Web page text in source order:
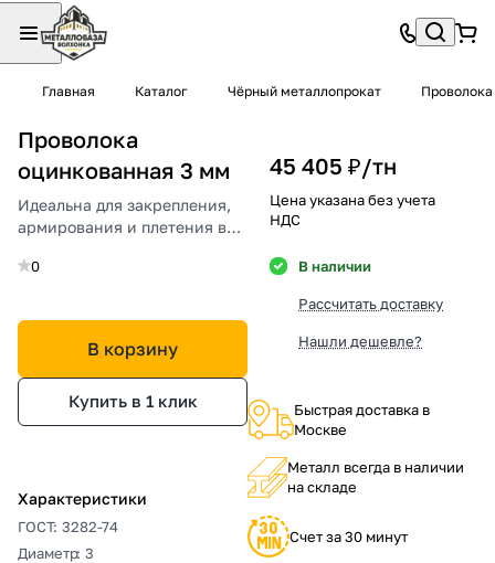
Главная Каталог Чёрный металлопрокат Проволока
Проволока
оцинкованная 3 мм
Идеальна для закрепления,
армирования и плетения в
0
В корзину
Купить в 1 клик
Характеристики
ГОСТ: 3282-74
Диаметр: 3
45 405 ₽/тн
Цена указана без учета
НДС
В наличии
Рассчитать доставку
Нашли дешевле?
Быстрая доставка в
Москве
Металл всегда в наличии
на складе
Счет за 30 минут